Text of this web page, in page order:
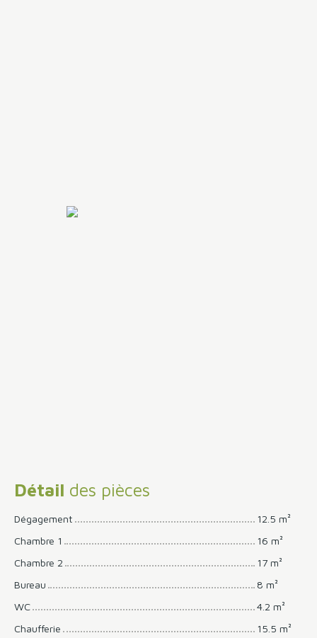
Détail des pièces
Dégagement
12.5 m²
Chambre 1
16 m²
Chambre 2
17 m²
Bureau
8 m²
WC
4.2 m²
Chaufferie
15.5 m²